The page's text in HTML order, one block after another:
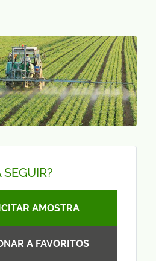
AMOSTRA
A FAVORITOS